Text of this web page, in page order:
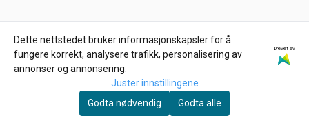
Populært i denne kategorien
Dette nettstedet bruker informasjonskapsler for å
fungere korrekt, analysere trafikk, personalisering av
annonser og annonsering.
Drevet av
Juster innstillingene
Godta nødvendig
Godta alle